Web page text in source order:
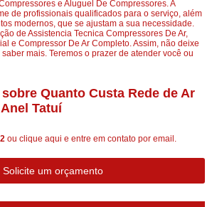
e Aluguel De Compressores. A
de profissionais qualificados para o serviço, além
modernos, que se ajustam a sua necessidade.
de Assistencia Tecnica Compressores De Ar,
e Compressor De Ar Completo. Assim, não deixe
mais. Teremos o prazer de atender você ou
Quanto Custa Rede de Ar
Tatuí
ou clique aqui e entre em contato por email.
Solicite um orçamento